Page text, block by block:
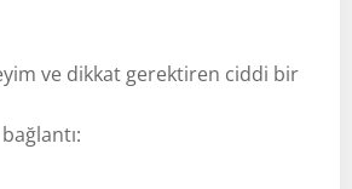
ve dikkat gerektiren ciddi bir